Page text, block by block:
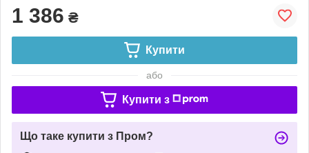
1 386 ₴
Купити
або
Купити з
Що таке купити з Пром?